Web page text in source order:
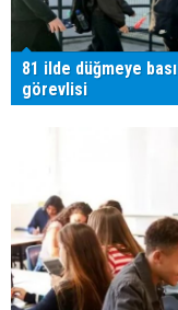
81 ilde düğmeye
görevlisi